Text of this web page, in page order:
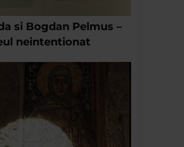
si Bogdan Pelmus –
neintentionat